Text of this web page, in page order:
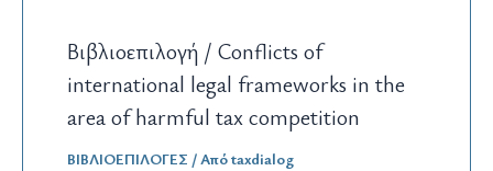
Βιβλιοεπιλογή / Conflicts of
international legal frameworks in the
area of harmful tax competition
ΒΙΒΛΙΟΕΠΙΛΟΓΕΣ / Απόtaxdialog